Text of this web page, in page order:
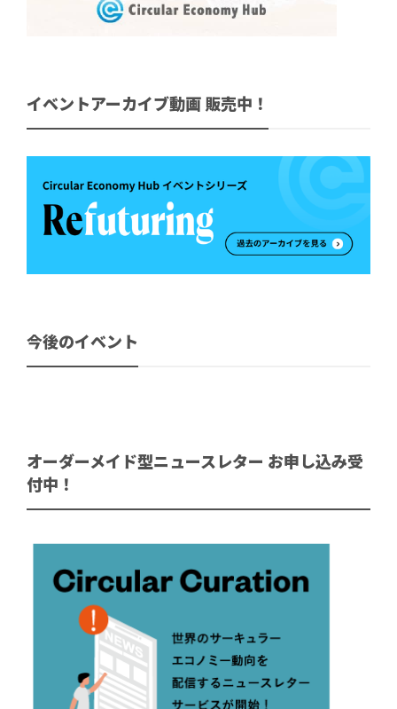
イベントアーカイブ動画 販売中！
今後のイベント
オーダーメイド型ニュースレター お申し込み受
付中！